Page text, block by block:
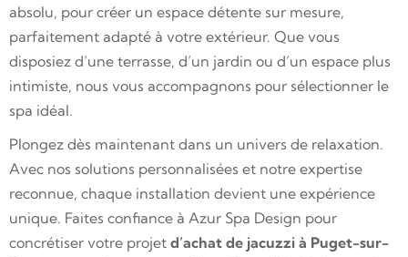
absolu, pour créer un espace détente sur mesure,
parfaitement adapté à votre extérieur. Que vous
disposiez d’une terrasse, d’un jardin ou d’un espace plus
intimiste, nous vous accompagnons pour sélectionner le
spa idéal.
Plongez dès maintenant dans un univers de relaxation.
Avec nos solutions personnalisées et notre expertise
reconnue, chaque installation devient une expérience
unique. Faites confiance à Azur Spa Design pour
concrétiser votre projet d’achat de jacuzzi à Puget-sur-